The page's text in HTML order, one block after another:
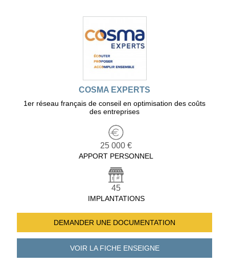
COSMA EXPERTS
1er réseau français de conseil en optimisation des coûts
des entreprises
25 000 €
APPORT PERSONNEL
45
IMPLANTATIONS
DEMANDER UNE DOCUMENTATION
VOIR LA FICHEENSEIGNE